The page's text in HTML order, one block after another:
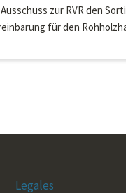
zur RVR den
für den
Legales